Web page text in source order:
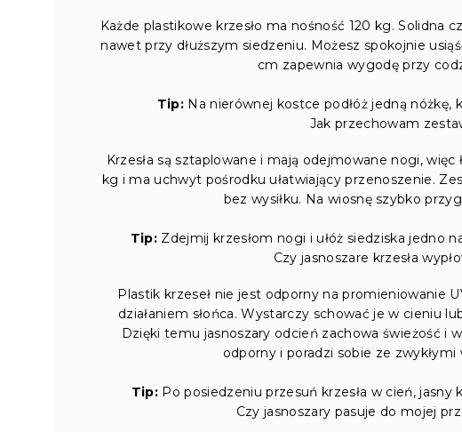
Każde plastikowe krzesło ma nośność 120 kg. Solidna
nawet przy dłuższym siedzeniu. Możesz spokojnie
cm zapewnia wygodę przy
Tip:Na nierównej kostce podłóż jedną nóżkę,
Jak przechowam
Krzesła są sztaplowane i mają odejmowane nogi,
kg i ma uchwyt pośrodku ułatwiający przenoszenie.
bez wysiłku. Na wiosnę szybko
Tip: Zdejmij krzesłom nogi i ułóż siedziska jedno
Czy jasnoszare krzesła
Plastik krzeseł nie jest odporny na promieniowanie
działaniem słońca. Wystarczy schować je w cieniu
Dzięki temu jasnoszary odcień zachowa świeżość i
odporny i poradzi sobie ze
Tip: Po posiedzeniu przesuń krzesła w cień,
Czy jasnoszary pasuje do mojej